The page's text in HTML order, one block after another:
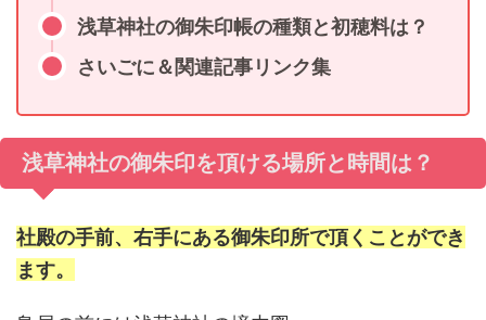
浅草神社の御朱印帳の種類と初穂料は？
さいごに＆関連記事リンク集
浅草神社の御朱印を頂ける場所と時間は？
社殿の手前、右手にある御朱印所で頂くことができ
ます。